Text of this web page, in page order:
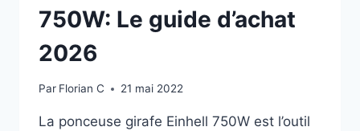
750W: Le guide d’achat
2026
Par Florian C 21 mai 2022
La ponceuse girafe Einhell 750W est l’outil